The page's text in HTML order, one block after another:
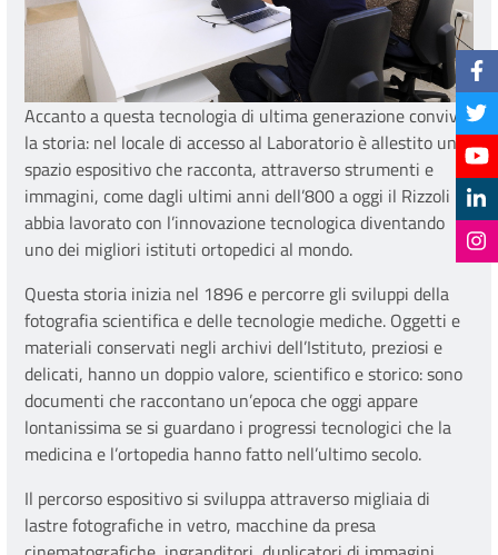
Accanto a questa tecnologia di ultima generazione convive
la storia: nel locale di accesso al Laboratorio è allestito uno
spazio espositivo che racconta, attraverso strumenti e
immagini, come dagli ultimi anni dell’800 a oggi il Rizzoli
abbia lavorato con l’innovazione tecnologica diventando
uno dei migliori istituti ortopedici al mondo.
Questa storia inizia nel 1896 e percorre gli sviluppi della
fotografia scientifica e delle tecnologie mediche. Oggetti e
materiali conservati negli archivi dell’Istituto, preziosi e
delicati, hanno un doppio valore, scientifico e storico: sono
documenti che raccontano un’epoca che oggi appare
lontanissima se si guardano i progressi tecnologici che la
medicina e l’ortopedia hanno fatto nell’ultimo secolo.
Il percorso espositivo si sviluppa attraverso migliaia di
lastre fotografiche in vetro, macchine da presa